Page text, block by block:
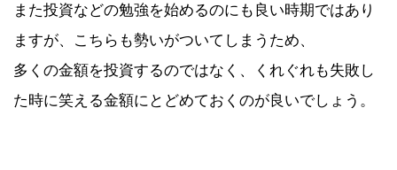
また投資などの勉強を始めるのにも良い時期ではあり
ますが、こちらも勢いがついてしまうため、
多くの金額を投資するのではなく、くれぐれも失敗し
た時に笑える金額にとどめておくのが良いでしょう。